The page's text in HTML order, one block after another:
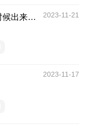
税务师2023年考试成绩大概什么时候出来？税务师成绩发布时间 2023-11-21
2023-11-17